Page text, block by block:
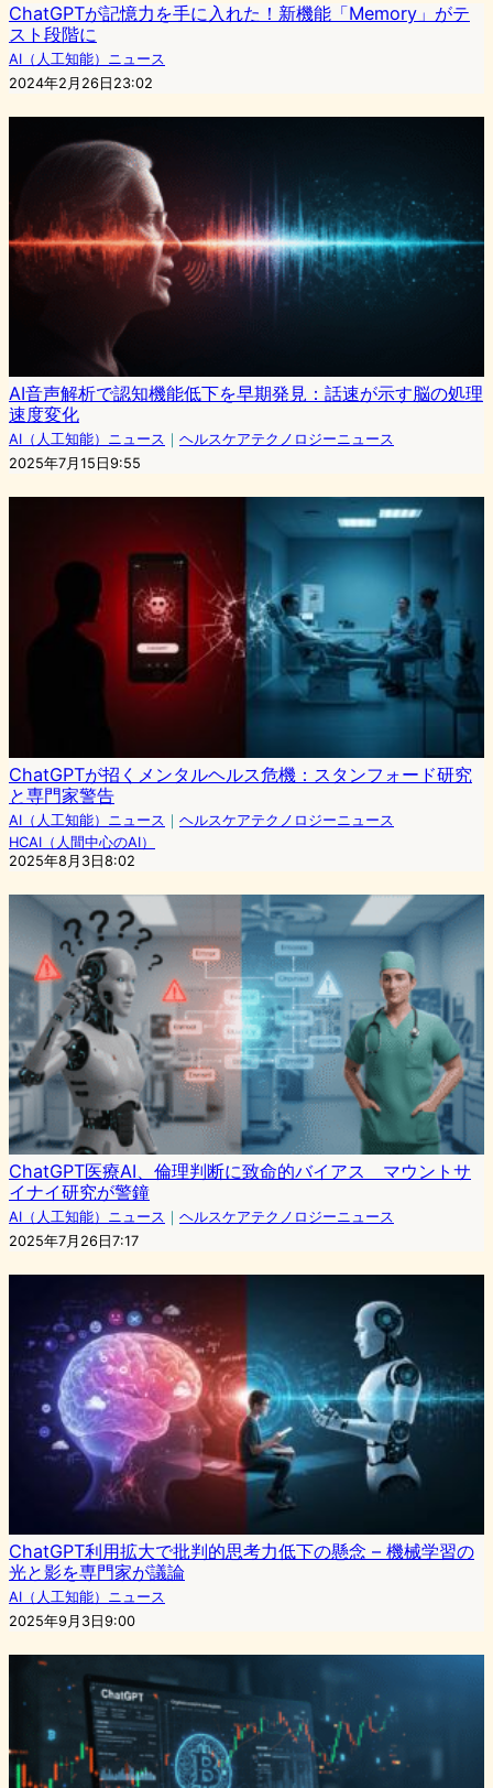
ChatGPTが記憶力を手に入れた！新機能「Memory」がテ
スト段階に
AI（人工知能）ニュース
2024年2月26日23:02
AI音声解析で認知機能低下を早期発見：話速が示す脳の処理
速度変化
AI（人工知能）ニュース ｜ ヘルスケアテクノロジーニュース
2025年7月15日9:55
ChatGPTが招くメンタルヘルス危機：スタンフォード研究
と専門家警告
AI（人工知能）ニュース ｜ ヘルスケアテクノロジーニュース
HCAI（人間中心のAI）
2025年8月3日8:02
ChatGPT医療AI、倫理判断に致命的バイアス マウントサ
イナイ研究が警鐘
AI（人工知能）ニュース ｜ ヘルスケアテクノロジーニュース
2025年7月26日7:17
ChatGPT利用拡大で批判的思考力低下の懸念 – 機械学習の
光と影を専門家が議論
AI（人工知能）ニュース
2025年9月3日9:00